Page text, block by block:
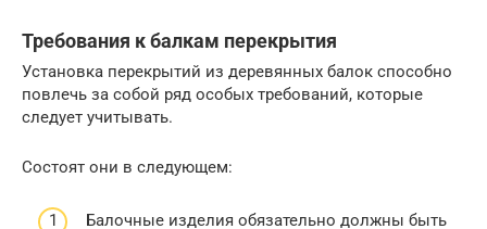
Требования к балкам перекрытия
Установка перекрытий из деревянных балок способно
повлечь за собой ряд особых требований, которые
следует учитывать.
Состоят они в следующем:
Балочные изделия обязательно должны быть